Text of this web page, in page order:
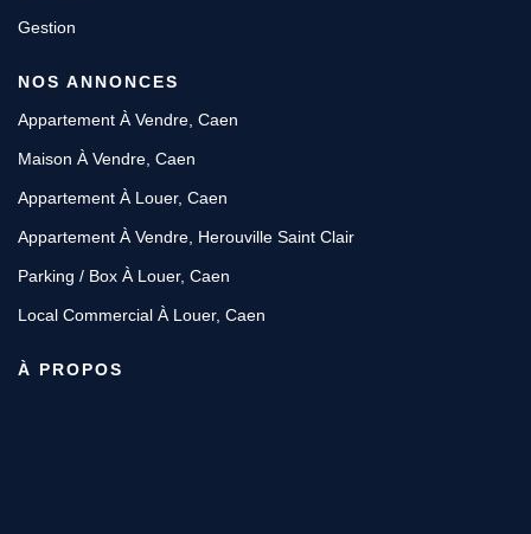
Gestion
NOS ANNONCES
Appartement À Vendre, Caen
Maison À Vendre, Caen
Appartement À Louer, Caen
Appartement À Vendre, Herouville Saint Clair
Parking / Box À Louer, Caen
Local Commercial À Louer, Caen
À PROPOS